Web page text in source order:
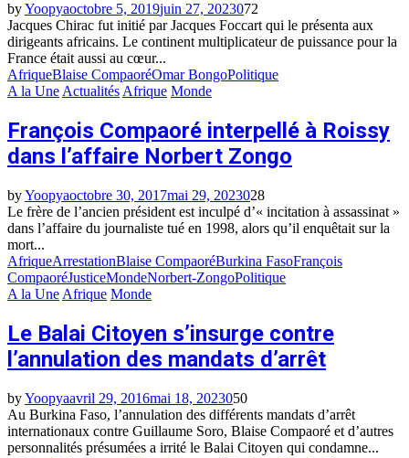
byYoopyaoctobre 5, 2019juin 27, 2023072
Jacques Chirac fut initié par Jacques Foccart qui le présenta aux
dirigeants africains. Le continent multiplicateur de puissance pour la
France était aussi au cœur...
AfriqueBlaise CompaoréOmar BongoPolitique
A la Une Actualités Afrique Monde
François Compaoré interpellé à Roissy
dans l’affaire Norbert Zongo
byYoopyaoctobre 30, 2017mai 29, 2023028
Le frère de l’ancien président est inculpé d’« incitation à assassinat »
dans l’affaire du journaliste tué en 1998, alors qu’il enquêtait sur la
mort...
AfriqueArrestationBlaise CompaoréBurkina FasoFrançois
CompaoréJusticeMondeNorbert-ZongoPolitique
A la Une Afrique Monde
Le Balai Citoyen s’insurge contre
l’annulation des mandats d’arrêt
byYoopyaavril 29, 2016mai 18, 2023050
Au Burkina Faso, l’annulation des différents mandats d’arrêt
internationaux contre Guillaume Soro, Blaise Compaoré et d’autres
personnalités présumées a irrité le Balai Citoyen qui condamne...